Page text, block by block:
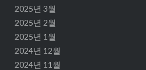
2025년 3월
2025년 2월
2025년 1월
2024년 12월
2024년 11월